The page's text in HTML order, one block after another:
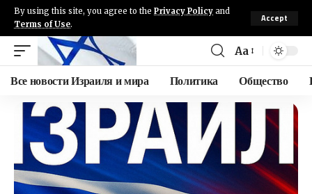
By using this site, you agree to the Privacy Policy and
Terms of Use.
Accept
Aa
Все новости Израиля и мира Политика Общество